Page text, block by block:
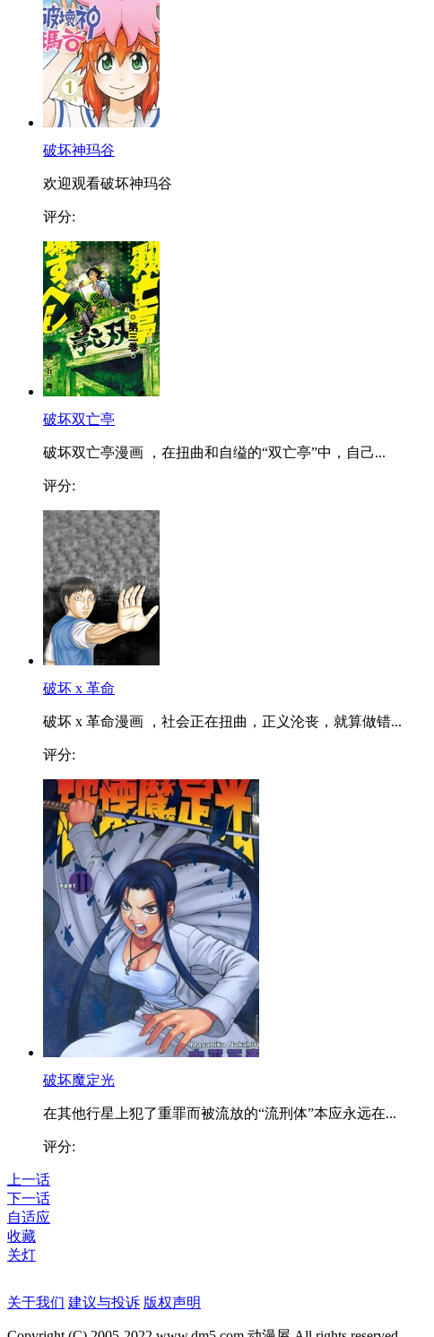
破坏神玛谷
欢迎观看破坏神玛谷
评分:
破坏双亡亭
破坏双亡亭漫画 ，在扭曲和自缢的“双亡亭”中，自己...
评分:
破坏 x 革命
破坏 x 革命漫画 ，社会正在扭曲，正义沦丧，就算做错...
评分:
破坏魔定光
在其他行星上犯了重罪而被流放的“流刑体”本应永远在...
评分:
上一话
下一话
自适应
收藏
关灯
关于我们 建议与投诉 版权声明